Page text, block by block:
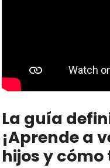
La guía
¡Aprende a
hijos y